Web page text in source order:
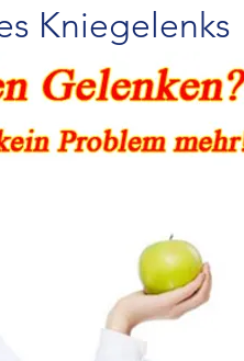
Kniegelenks